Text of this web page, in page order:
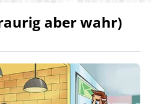
aber wahr)